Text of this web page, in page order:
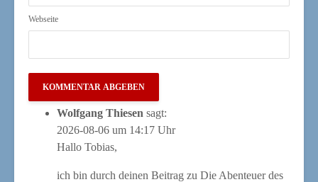
Webseite
Wolfgang Thiesen sagt:
2026-08-06 um 14:17 Uhr
Hal­lo Tobias,
ich bin durch dei­nen Bei­trag zu Die Aben­teu­er des